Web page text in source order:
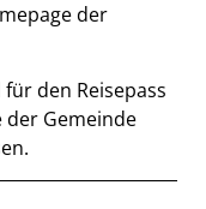
der
den Reisepass
Gemeinde